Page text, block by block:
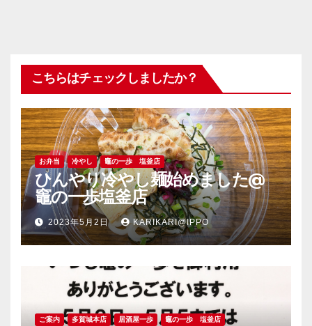
こちらはチェックしましたか？
お弁当 冷やし 竈の一歩 塩釜店
ひんやり冷やし麺始めました@
竈の一歩塩釜店
2023年5月2日 KARIKARI@IPPO
ご案内 多賀城本店 居酒屋一歩 竈の一歩 塩釜店